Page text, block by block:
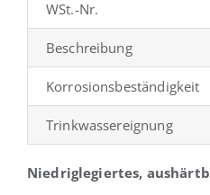
WSt.-Nr.
Beschreibung
Korrosionsbeständigkeit
Trinkwassereignung
Niedriglegiertes,